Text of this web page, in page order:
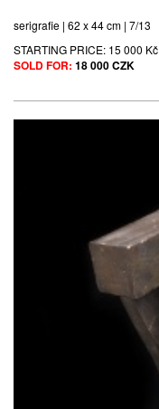
serigrafie | 62 x 44 cm | 7/13
STARTING PRICE: 15 000 Kč
SOLD FOR: 18 000 CZK